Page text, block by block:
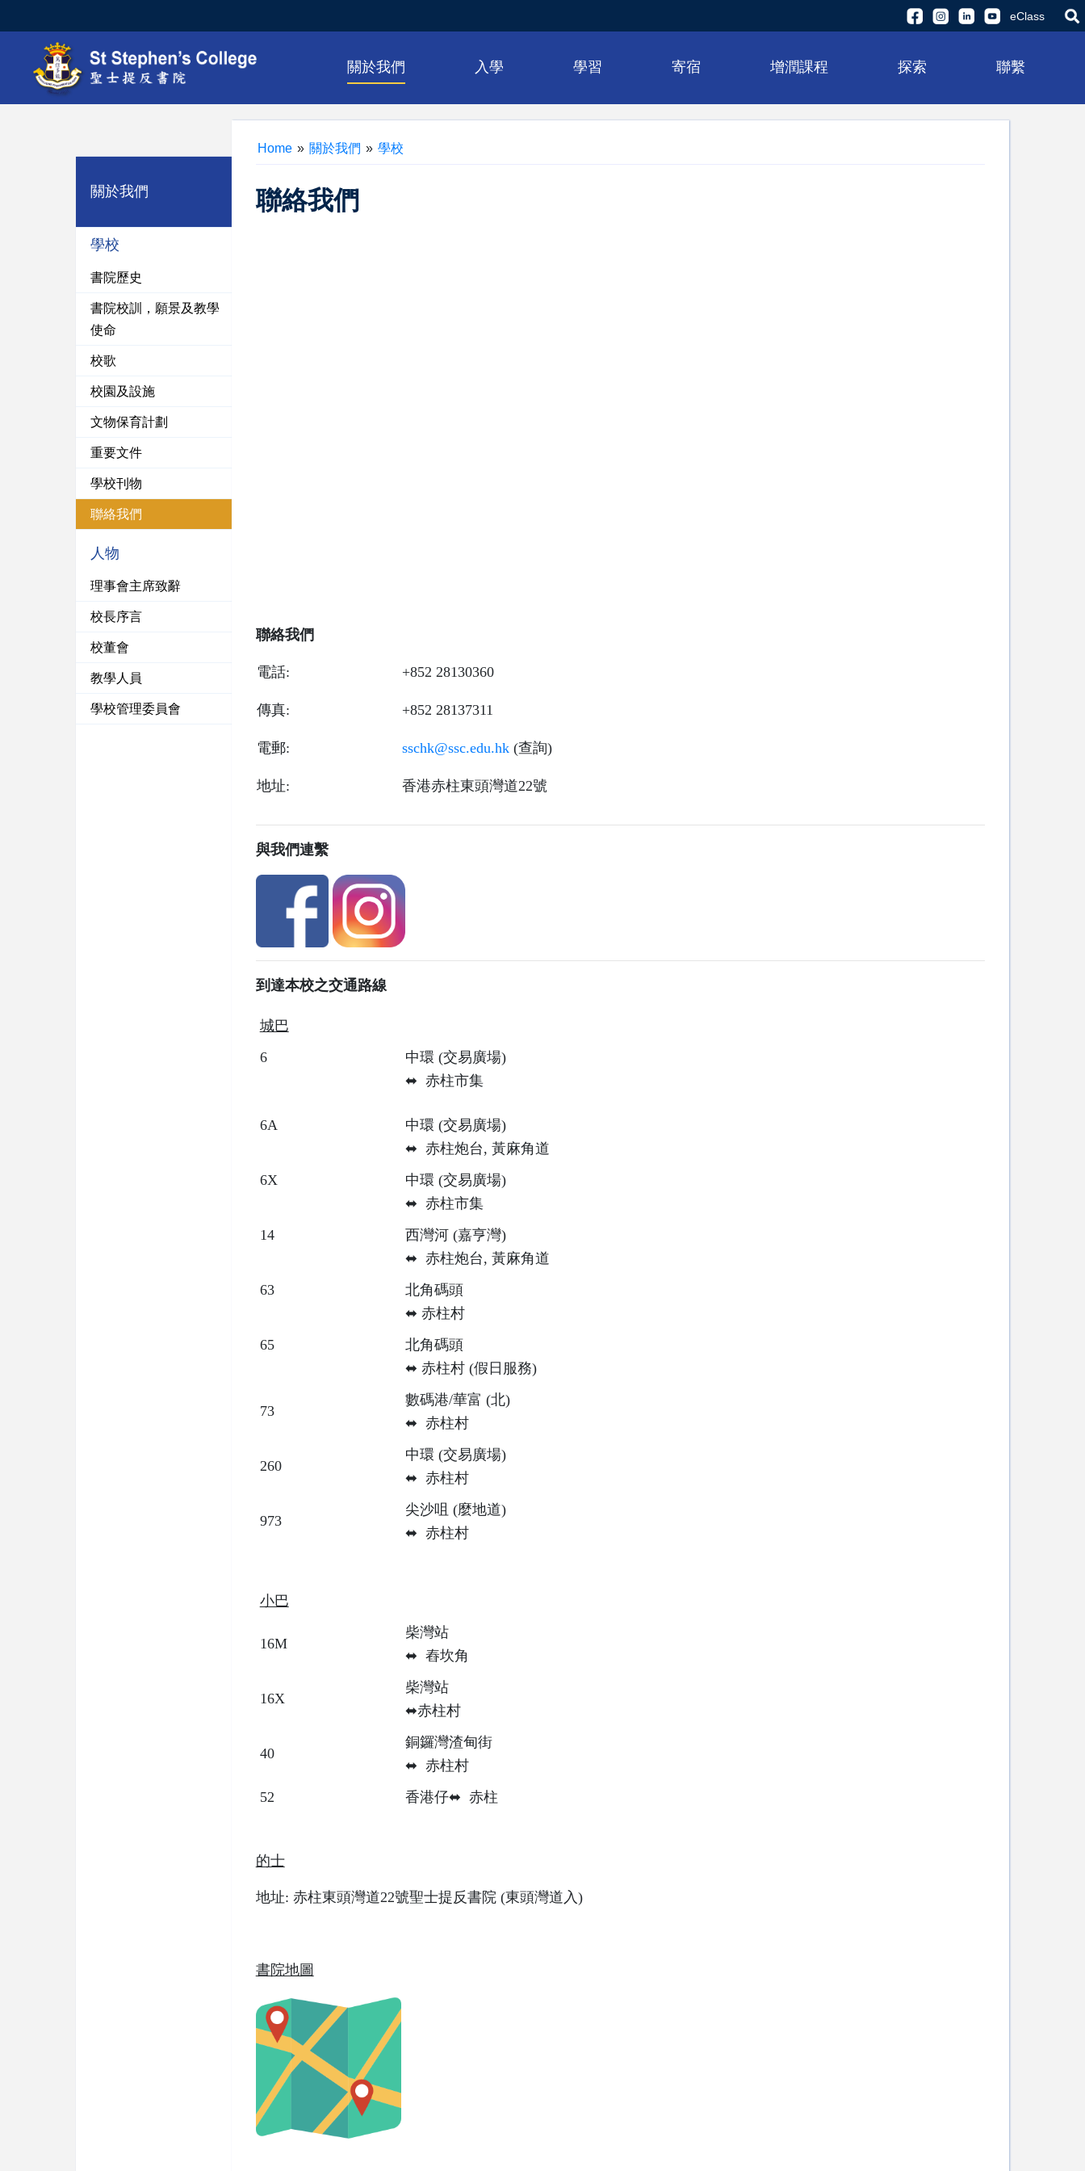
eClass
關於我們 入學 學習 寄宿 增潤課程 探索 聯繫
關於我們
學校
書院歷史
書院校訓，願景及教學
使命
校歌
校園及設施
文物保育計劃
重要文件
學校刊物
聯絡我們
人物
理事會主席致辭
校長序言
校董會
教學人員
學校管理委員會
Home » 關於我們 » 學校
聯絡我們
聯絡我們
電話: +852 28130360
傳真: +852 28137311
電郵: sschk@ssc.edu.hk(查詢)
地址: 香港赤柱東頭灣道22號
與我們連繫
到達本校之交通路線
城巴
6
中環 (交易廣場)
⬌ 赤柱市集
6A
中環 (交易廣場)
⬌ 赤柱炮台, 黃麻角道
6X
中環 (交易廣場)
⬌ 赤柱市集
14
西灣河 (嘉亨灣)
⬌ 赤柱炮台, 黃麻角道
63
北角碼頭
⬌ 赤柱村
65
北角碼頭
⬌ 赤柱村 (假日服務)
73
數碼港/華富 (北)
⬌ 赤柱村
260
中環 (交易廣場)
⬌ 赤柱村
973
尖沙咀 (麼地道)
⬌ 赤柱村
小巴
16M
柴灣站
⬌ 舂坎角
16X
柴灣站
⬌赤柱村
40
銅鑼灣渣甸街
⬌ 赤柱村
52
香港仔⬌ 赤柱
的士
地址: 赤柱東頭灣道22號聖士提反書院 (東頭灣道入)
書院地圖